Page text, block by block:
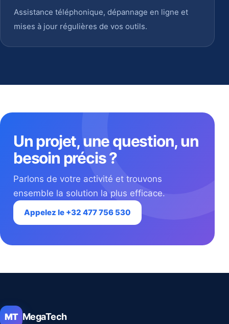
Assistance téléphonique, dépannage en ligne et
mises à jour régulières de vos outils.
Un projet, une question, un
besoin précis ?
Parlons de votre activité et trouvons
ensemble la solution la plus efficace.
Appelez le +32 477 756 530
MT MegaTech